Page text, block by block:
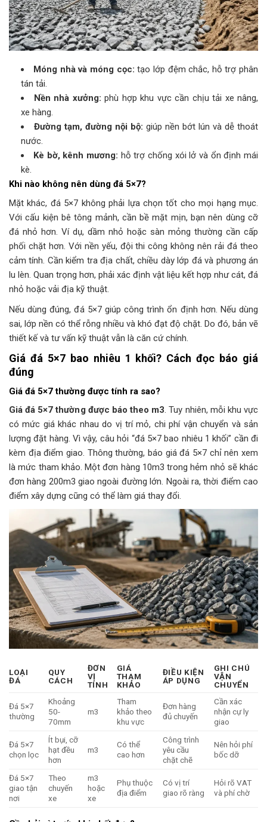
Móng nhà và móng cọc: tạo lớp đệm chắc, hỗ trợ phân
tán tải.
Nền nhà xưởng: phù hợp khu vực cần chịu tải xe nâng,
xe hàng.
Đường tạm, đường nội bộ: giúp nền bớt lún và dễ thoát
nước.
Kè bờ, kênh mương: hỗ trợ chống xói lở và ổn định mái
kè.
Khi nào không nên dùng đá 5×7?
Mặt khác, đá 5×7 không phải lựa chọn tốt cho mọi hạng mục.
Với cấu kiện bê tông mảnh, cần bề mặt mịn, bạn nên dùng cỡ
đá nhỏ hơn. Ví dụ, dầm nhỏ hoặc sàn mỏng thường cần cấp
phối chặt hơn. Với nền yếu, đội thi công không nên rải đá theo
cảm tính. Cần kiểm tra địa chất, chiều dày lớp đá và phương án
lu lèn. Quan trọng hơn, phải xác định vật liệu kết hợp như cát, đá
nhỏ hoặc vải địa kỹ thuật.
Nếu dùng đúng, đá 5×7 giúp công trình ổn định hơn. Nếu dùng
sai, lớp nền có thể rỗng nhiều và khó đạt độ chặt. Do đó, bản vẽ
thiết kế và tư vấn kỹ thuật vẫn là căn cứ chính.
Giá đá 5×7 bao nhiêu 1 khối? Cách đọc báo giá
đúng
Giá đá 5×7 thường được tính ra sao?
Giá đá 5×7 thường được báo theo m3. Tuy nhiên, mỗi khu vực
có mức giá khác nhau do vị trí mỏ, chi phí vận chuyển và sản
lượng đặt hàng. Vì vậy, câu hỏi “đá 5×7 bao nhiêu 1 khối” cần đi
kèm địa điểm giao. Thông thường, báo giá đá 5×7 chỉ nên xem
là mức tham khảo. Một đơn hàng 10m3 trong hẻm nhỏ sẽ khác
đơn hàng 200m3 giao ngoài đường lớn. Ngoài ra, thời điểm cao
điểm xây dựng cũng có thể làm giá thay đổi.
LOẠI
ĐÁ
QUY
CÁCH
ĐƠN
VỊ
TÍNH
GIÁ
THAM
KHẢO
ĐIỀU KIỆN
ÁP DỤNG
GHI CHÚ
VẬN
CHUYỂN
Đá 5×7
thường
Khoảng
50-
70mm
m3
Tham
khảo theo
khu vực
Đơn hàng
đủ chuyến
Cần xác
nhận cự ly
giao
Đá 5×7
chọn lọc
Ít bụi, cỡ
hạt đều
hơn
m3
Có thể
cao hơn
Công trình
yêu cầu
chặt chẽ
Nên hỏi phí
bốc dỡ
Đá 5×7
giao tận
nơi
Theo
chuyến
xe
m3
hoặc
xe
Phụ thuộc
địa điểm
Có vị trí
giao rõ ràng
Hỏi rõ VAT
và phí chờ